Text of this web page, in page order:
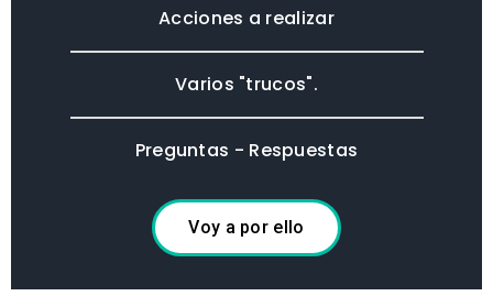
Acciones a realizar
Varios "trucos".
Preguntas - Respuestas
Voy a por ello